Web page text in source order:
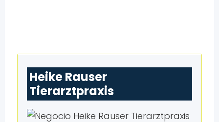
Heike Rauser
Tierarztpraxis